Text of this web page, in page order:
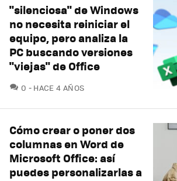
"silenciosa" de Windows
no necesita reiniciar el
equipo, pero analiza la
PC buscando versiones
"viejas" de Office
0 COMENTARIOS
HACE 4 AÑOS
Cómo crear o poner dos
columnas en Word de
Microsoft Office: así
puedes personalizarlas a